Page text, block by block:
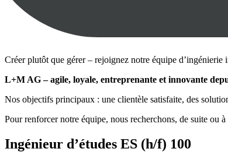
Créer plutôt que gérer – rejoignez notre équipe d’ingénierie
L+M AG – agile, loyale, entreprenante et innovante
Nos objectifs principaux : une clientèle satisfaite, des
Pour renforcer notre équipe, nous recherchons, de suite ou
Ingénieur d’études ES (h/f) 100